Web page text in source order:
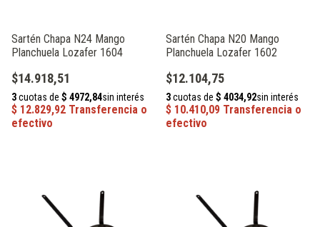
Sartén Chapa N24 Mango
Planchuela Lozafer 1604
$14.918,51
Sartén Chapa N20 Mango
Planchuela Lozafer 1602
$12.104,75